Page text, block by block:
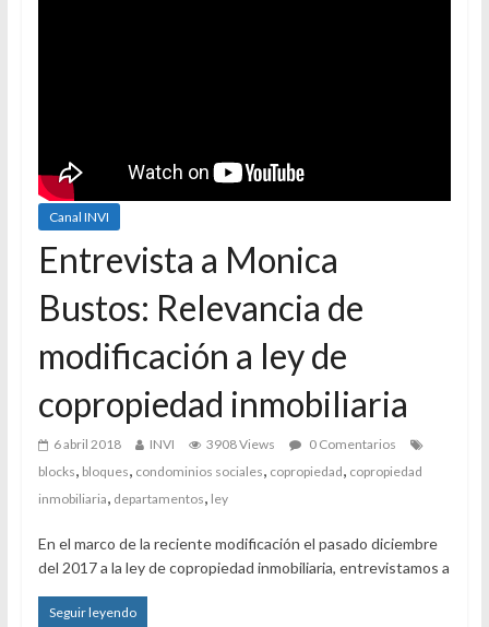
Canal INVI
Entrevista a Monica
Bustos: Relevancia de
modificación a ley de
copropiedad inmobiliaria
6 abril 2018 INVI 3908 Views
0 Comentarios
blocks, bloques, condominios sociales, copropiedad, copropiedad
inmobiliaria, departamentos, ley
En el marco de la reciente modificación el pasado diciembre
del 2017 a la ley de copropiedad inmobiliaria, entrevistamos a
Seguir leyendo